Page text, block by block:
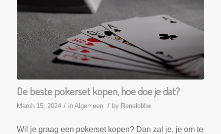
De beste pokerset kopen, hoe doe je dat?
March 15, 2024 / in Algemeen / by Renelobbe
Wil je graag een pokerset kopen? Dan zal je, je om te